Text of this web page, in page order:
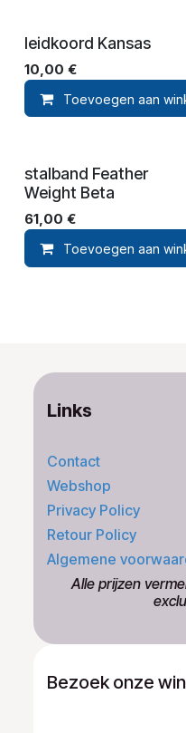
leidkoord Kansas
10,00 €
Toevoegen aan
stalband Feather
Weight Beta
61,00 €
Toevoegen aan
Links
Contact
Webshop
Privacy Policy
Retour Policy
Algemene
​Alle prijzen
Bezoek onze